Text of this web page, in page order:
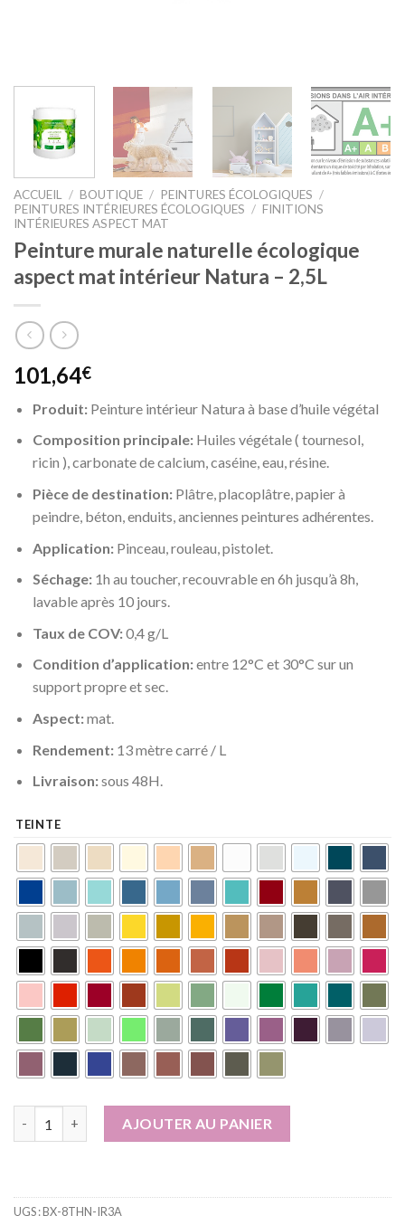
ACCUEIL / BOUTIQUE / PEINTURES ÉCOLOGIQUES /
PEINTURES INTÉRIEURES ÉCOLOGIQUES / FINITIONS
INTÉRIEURES ASPECT MAT
Peinture murale naturelle écologique
aspect mat intérieur Natura – 2,5L
101,64€
Produit: Peinture intérieur Natura à base d’huile végétal
Composition principale: Huiles végétale ( tournesol,
ricin ), carbonate de calcium, caséine, eau, résine.
Pièce de destination: Plâtre, placoplâtre, papier à
peindre, béton, enduits, anciennes peintures adhérentes.
Application: Pinceau, rouleau, pistolet.
Séchage: 1h au toucher, recouvrable en 6h jusqu’à 8h,
lavable après 10 jours.
Taux de COV:0,4 g/L
Condition d’application:entre 12°C et 30°C sur un
support propre et sec.
Aspect:mat.
Rendement: 13 mètre carré / L
Livraison:sous 48H.
TEINTE
AJOUTER AU PANIER
UGS :BX-8THN-IR3A